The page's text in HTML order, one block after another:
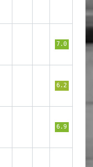
7.0
6.2
6.9